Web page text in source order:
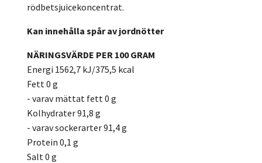
rödbetsjuicekoncentrat.
Kan innehålla spår av jordnötter
NÄRINGSVÄRDE PER 100 GRAM
Energi 1562,7 kJ/375,5 kcal
Fett 0 g
- varav mättat fett 0 g
Kolhydrater 91,8 g
- varav sockerarter 91,4 g
Protein 0,1 g
Salt 0 g